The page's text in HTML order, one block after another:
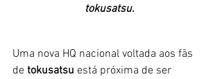
tokusatsu.
Uma nova HQ nacional voltada aos fãs
de tokusatsu está próxima de ser